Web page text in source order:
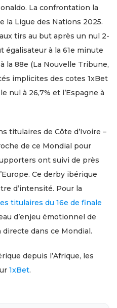
La confrontation la
la Ligue des Nations 2025.
tirs au but après un nul 2-
égalisateur à la 61e minute
la 88e (La Nouvelle Tribune,
implicites des cotes 1xBet
nul à 26,7% et l’Espagne à
titulaires de Côte d’Ivoire –
de ce Mondial pour
ont suivi de près
Ce derby ibérique
d’intensité. Pour la
titulaires du 16e de finale
d’enjeu émotionnel de
dans ce Mondial.
depuis l’Afrique, les
1xBet.